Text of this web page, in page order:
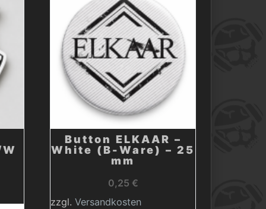
Button ELKAAR –
White (B-Ware) – 25
mm
0,25 €
zzgl. Versandkosten